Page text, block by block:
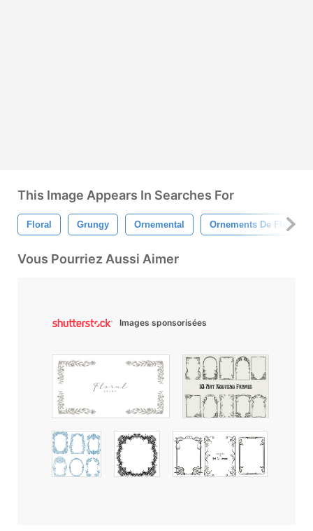
This Image Appears In Searches For
Floral Grungy Ornemental Ornements De Fleurs
Vous Pourriez Aussi Aimer
Images sponsorisées